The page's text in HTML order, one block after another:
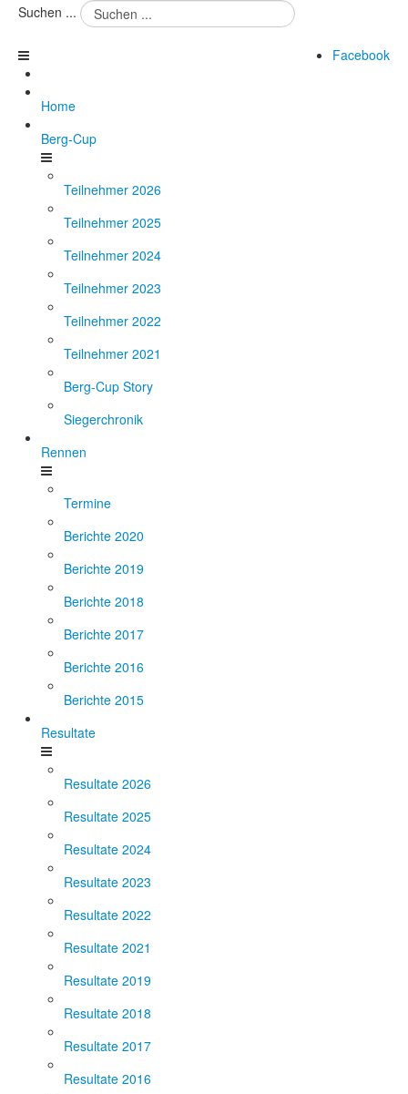
Suchen ...
Facebook
Home
Berg-Cup
Teilnehmer 2026
Teilnehmer 2025
Teilnehmer 2024
Teilnehmer 2023
Teilnehmer 2022
Teilnehmer 2021
Berg-Cup Story
Siegerchronik
Rennen
Termine
Berichte 2020
Berichte 2019
Berichte 2018
Berichte 2017
Berichte 2016
Berichte 2015
Resultate
Resultate 2026
Resultate 2025
Resultate 2024
Resultate 2023
Resultate 2022
Resultate 2021
Resultate 2019
Resultate 2018
Resultate 2017
Resultate 2016